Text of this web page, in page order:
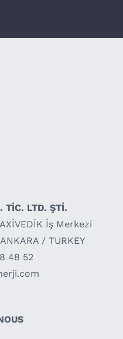
TİC. LTD. ŞTİ.
İş Merkezi
/ TURKEY
48 52